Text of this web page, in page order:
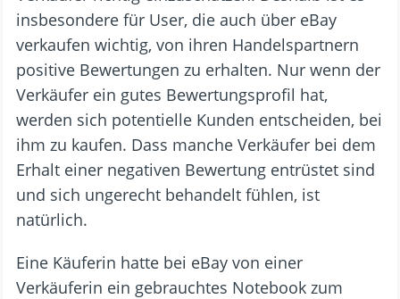
insbesondere für User, die auch über eBay
verkaufen wichtig, von ihren Handelspartnern
positive Bewertungen zu erhalten. Nur wenn der
Verkäufer ein gutes Bewertungsprofil hat,
werden sich potentielle Kunden entscheiden, bei
ihm zu kaufen. Dass manche Verkäufer bei dem
Erhalt einer negativen Bewertung entrüstet sind
und sich ungerecht behandelt fühlen, ist
natürlich.
Eine Käuferin hatte bei eBay von einer
Verkäuferin ein gebrauchtes Notebook zum